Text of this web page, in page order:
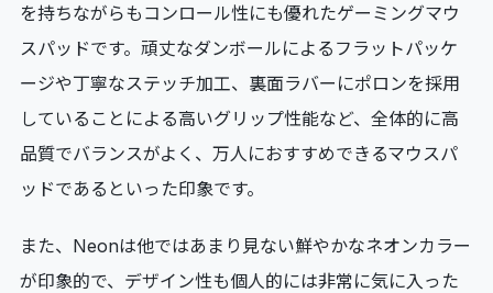
を持ちながらもコンロール性にも優れたゲーミングマウ
スパッドです。頑丈なダンボールによるフラットパッケ
ージや丁寧なステッチ加工、裏面ラバーにポロンを採用
していることによる高いグリップ性能など、全体的に高
品質でバランスがよく、万人におすすめできるマウスパ
ッドであるといった印象です。
また、Neonは他ではあまり見ない鮮やかなネオンカラー
が印象的で、デザイン性も個人的には非常に気に入った